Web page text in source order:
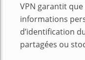
VPN garantit
informations
d’identification
partagées ou